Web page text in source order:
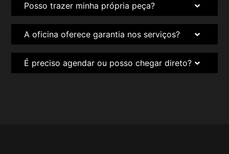
Posso trazer minha própria peça?
A oficina oferece garantia nos serviços?
É preciso agendar ou posso chegar direto?